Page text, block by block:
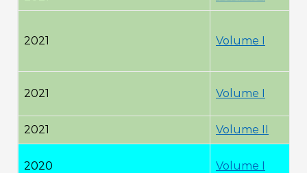
2021 Volume I
2021 Volume I
2021 Volume II
2020 Volume I